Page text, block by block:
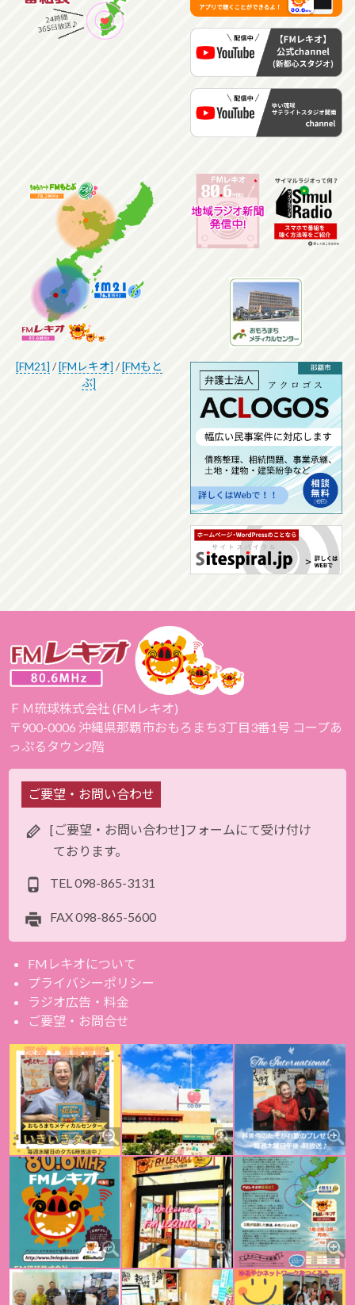
[FM21] / [FMレキオ] / [FMもと
ぶ]
ＦＭ琉球株式会社 (FMレキオ)
〒900-0006 沖縄県那覇市おもろまち3丁目3番1号 コープあ
っぷるタウン2階
ご要望・お問い合わせ
[ご要望・お問い合わせ]フォームにて受け付け
ております。
TEL098-865-3131
FAX098-865-5600
FMレキオについて
プライバシーポリシー
ラジオ広告・料金
ご要望・お問合せ